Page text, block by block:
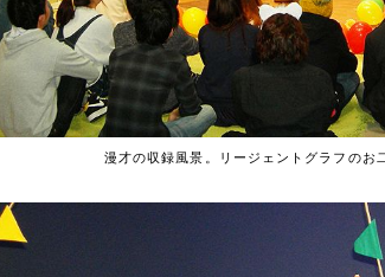
漫才の収録風景。リージェントグラフのお